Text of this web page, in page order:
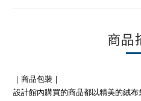
商品
｜商品包裝｜
設計館內購買的商品都以精美的絨